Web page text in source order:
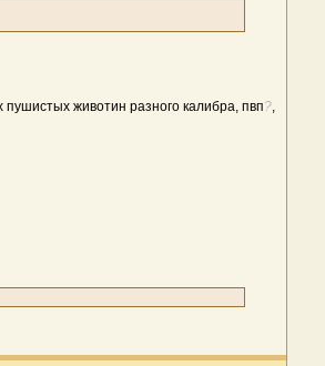
животин разного калибра, пвп?,